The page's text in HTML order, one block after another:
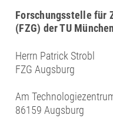
Forschungsstelle für
(FZG) der TU
Herrn Patrick Strobl
FZG Augsburg
Am
86159 Augsburg